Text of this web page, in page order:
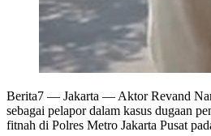
Berita7 — Jakarta — Aktor Revand
sebagai pelapor dalam kasus dugaan
fitnah di Polres Metro Jakarta Pusat